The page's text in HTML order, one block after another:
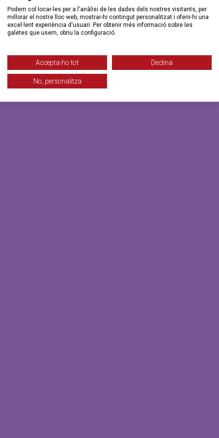
Podem col·locar-les per a l'anàlisi de les dades dels nostres visitants, per
millorar el nostre lloc web, mostrar-hi contingut personalitzat i oferir-hi una
excel·lent experiència d'usuari. Per obtenir més informació sobre les
galetes que usem, obriu la configuració.
Accepta-ho tot Declina
No, personalitza